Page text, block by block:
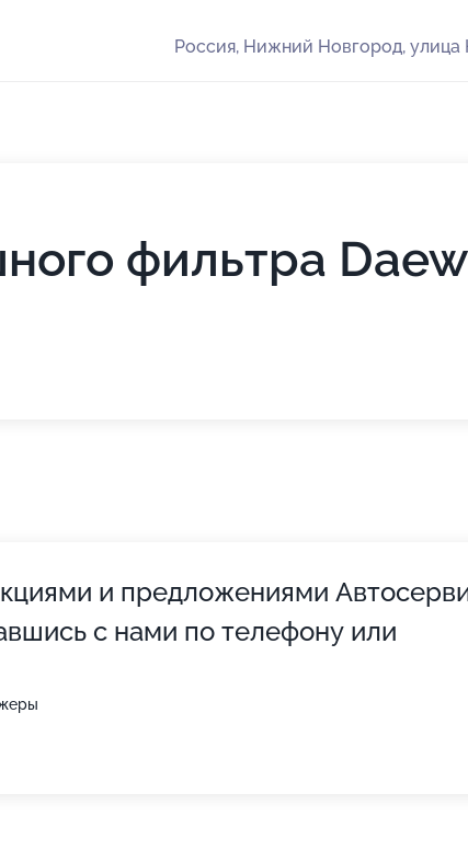
Россия, Нижний Новгород, улица
фильтра
и предложениями
с нами по телефону или